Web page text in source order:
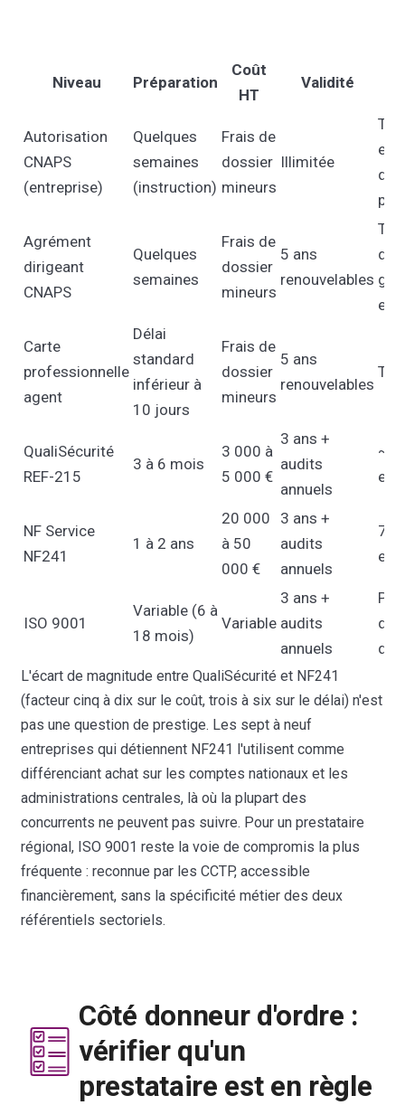
Niveau Préparation
Coût
HT
Validité
Autorisation
CNAPS
(entreprise)
Quelques
semaines
(instruction)
Frais de
dossier
mineurs
Illimitée
de
Agrément
dirigeant
CNAPS
Quelques
semaines
Frais de
dossier
mineurs
5 ans
renouvelables
Carte
professionnelle
agent
Délai
standard
inférieur à
10 jours
Frais de
dossier
mineurs
5 ans
renouvelables
QualiSécurité
REF-215
3 à 6 mois
3 000 à
5 000 €
3 ans +
audits
annuels
NF Service
NF241
1 à 2 ans
20 000
à 50
000 €
3 ans +
audits
annuels
7 à
ISO 9001
Variable (6 à
18 mois)
Variable
3 ans +
audits
annuels
L'écart de magnitude entre QualiSécurité et NF241
(facteur cinq à dix sur le coût, trois à six sur le délai) n'est
pas une question de prestige. Les sept à neuf
entreprises qui détiennent NF241 l'utilisent comme
différenciant achat sur les comptes nationaux et les
administrations centrales, là où la plupart des
concurrents ne peuvent pas suivre. Pour un prestataire
régional, ISO 9001 reste la voie de compromis la plus
fréquente : reconnue par les CCTP, accessible
financièrement, sans la spécificité métier des deux
référentiels sectoriels.
Côté donneur d'ordre :
vérifier qu'un
prestataire est en règle